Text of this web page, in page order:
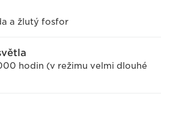
a žlutý fosfor
hodin (v režimu velmi dlouhé